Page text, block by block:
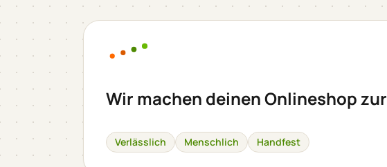
Wir machen deinen Onlineshop zur
Verlässlich Menschlich Handfest